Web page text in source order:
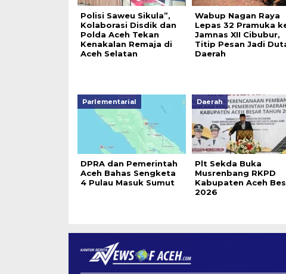
Polisi Saweu Sikula”,
Kolaborasi Disdik dan
Polda Aceh Tekan
Kenakalan Remaja di
Aceh Selatan
Wabup Nagan Raya
Lepas 32 Pramuka
Jamnas XII Cibubur,
Titip Pesan Jadi
Daerah
Parlementarial
DPRA dan Pemerintah
Aceh Bahas Sengketa
4 Pulau Masuk Sumut
Daerah
Plt Sekda Buka
Musrenbang RKPD
Kabupaten Aceh
2026